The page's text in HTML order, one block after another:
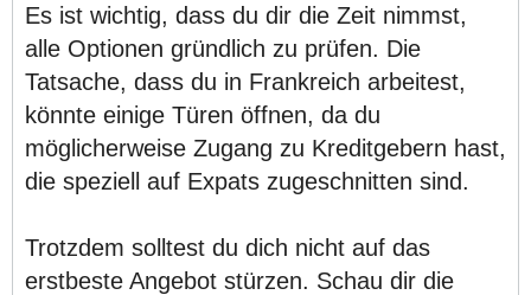
Es ist wichtig, dass du dir die Zeit nimmst,
alle Optionen gründlich zu prüfen. Die
Tatsache, dass du in Frankreich arbeitest,
könnte einige Türen öffnen, da du
möglicherweise Zugang zu Kreditgebern hast,
die speziell auf Expats zugeschnitten sind.
Trotzdem solltest du dich nicht auf das
erstbeste Angebot stürzen. Schau dir die